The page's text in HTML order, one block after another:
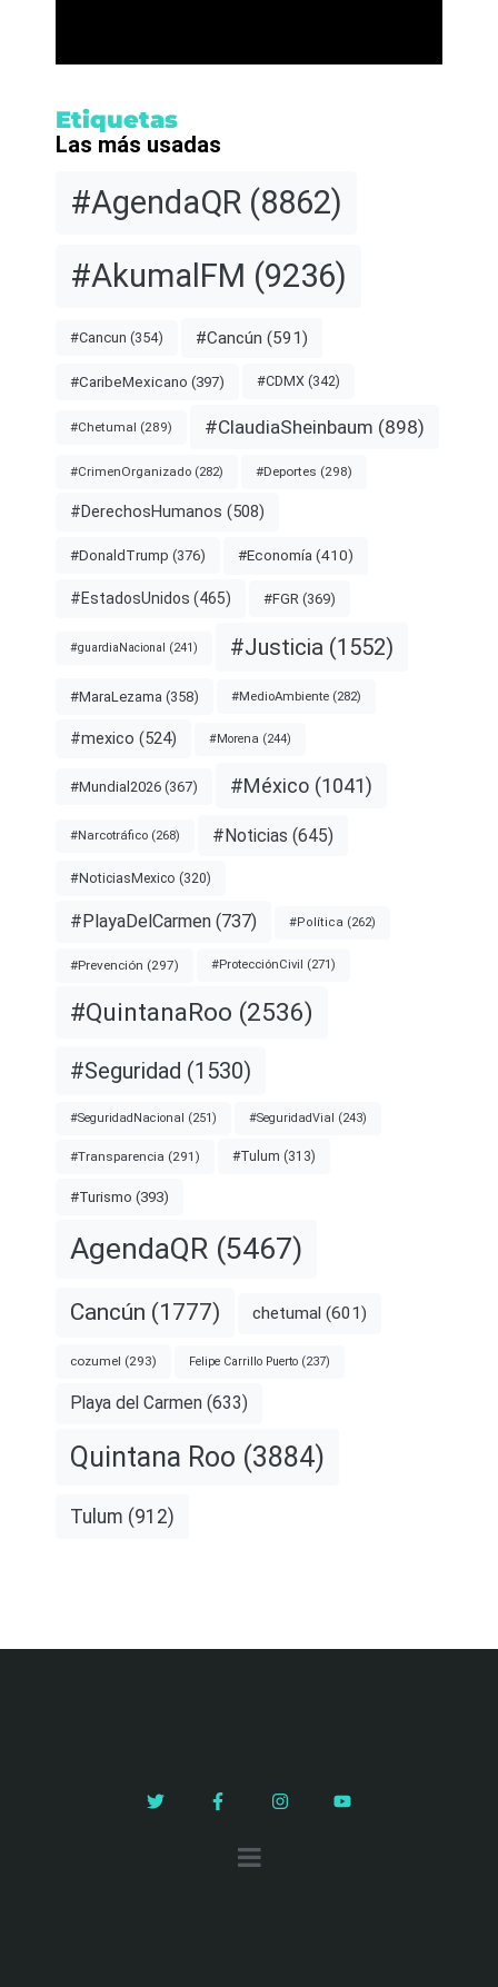
Etiquetas
Las más usadas
#AgendaQR (8862)
#AkumalFM (9236)
#Cancun (354) #Cancún (591)
#CaribeMexicano (397) #CDMX (342)
#Chetumal (289) #ClaudiaSheinbaum (898)
#CrimenOrganizado (282) #Deportes (298)
#DerechosHumanos (508)
#DonaldTrump (376) #Economía (410)
#EstadosUnidos (465) #FGR (369)
#guardiaNacional (241) #Justicia (1552)
#MaraLezama (358) #MedioAmbiente (282)
#mexico (524) #Morena (244)
#Mundial2026 (367) #México (1041)
#Narcotráfico (268) #Noticias (645)
#NoticiasMexico (320)
#PlayaDelCarmen (737) #Política (262)
#Prevención (297) #ProtecciónCivil (271)
#QuintanaRoo (2536)
#Seguridad (1530)
#SeguridadNacional (251) #SeguridadVial (243)
#Transparencia (291) #Tulum (313)
#Turismo (393)
AgendaQR (5467)
Cancún (1777) chetumal (601)
cozumel (293) Felipe Carrillo Puerto (237)
Playa del Carmen (633)
Quintana Roo (3884)
Tulum (912)